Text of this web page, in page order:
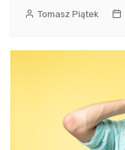
Tomasz Piątek